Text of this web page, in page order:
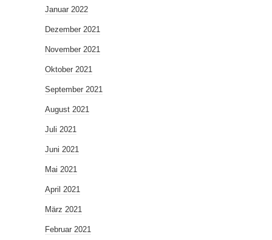
Januar 2022
Dezember 2021
November 2021
Oktober 2021
September 2021
August 2021
Juli 2021
Juni 2021
Mai 2021
April 2021
März 2021
Februar 2021